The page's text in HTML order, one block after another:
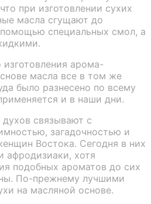
при изготовлении сухих
масла сгущают до
специальных смол, а
арома-
масла все в том же
было разнесено по всему
и в наши дни.
связывают с
загадочностью и
Востока. Сегодня в них
афродизиаки, хотя
подобных ароматов до сих
По-прежнему лучшими
на масляной основе.